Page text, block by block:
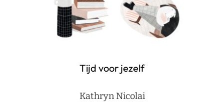
Tijd voor jezelf
Kathryn Nicolai